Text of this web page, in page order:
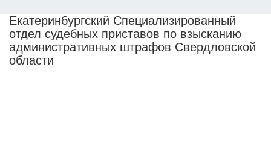
Екатеринбургский Специализированный
отдел судебных приставов по взысканию
административных штрафов Свердловской
области